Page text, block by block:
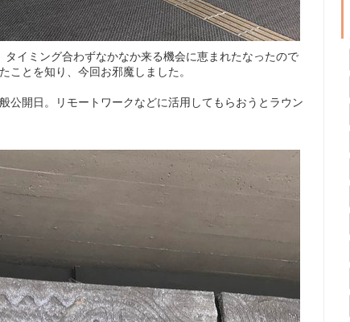
イミング合わずなかなか来る機会に恵まれたなったので
ことを知り、今回お邪魔しました。
公開日。リモートワークなどに活用してもらおうとラウン